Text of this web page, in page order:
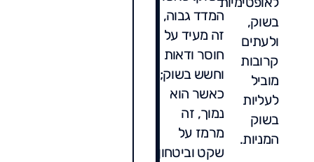
בשוק,
ולעתים
קרובות
מוביל
לעליות
בשוק
המניות.
המדד גבוה,
זה מעיד על
חוסר ודאות
וחשש בשוק;
כאשר הוא
נמוך, זה
מרמז על
שקט וביטחון